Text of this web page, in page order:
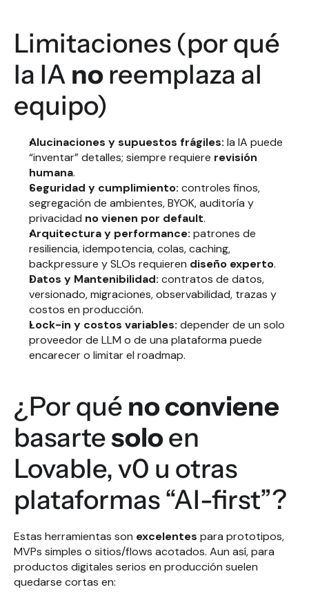
Limitaciones (por qué
la IA no reemplaza al
equipo)
Alucinaciones y supuestos frágiles: la IA puede
“inventar” detalles; siempre requiere revisión
humana.
Seguridad y cumplimiento: controles finos,
segregación de ambientes, BYOK, auditoría y
privacidad no vienen por default.
Arquitectura y performance: patrones de
resiliencia, idempotencia, colas, caching,
backpressure y SLOs requieren diseño experto.
Datos y Mantenibilidad: contratos de datos,
versionado, migraciones, observabilidad, trazas y
costos en producción.
Lock-in y costos variables: depender de un solo
proveedor de LLM o de una plataforma puede
encarecer o limitar el roadmap.
¿Por qué no conviene
basarte solo en
Lovable, v0 u otras
plataformas “AI-first”?
Estas herramientas son excelentes para prototipos,
MVPs simples o sitios/flows acotados. Aun así, para
productos digitales serios en producción suelen
quedarse cortas en: